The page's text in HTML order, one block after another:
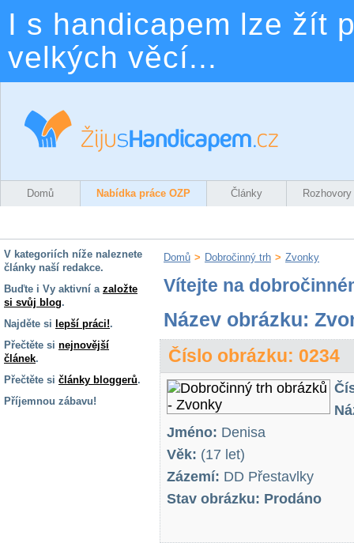
I s handicapem lze žít
velkých věcí...
Domů Nabídka práce OZP Články Rozhovory
V kategoriích níže naleznete
články naší redakce.
Buďte i Vy aktivní a založte
si svůj blog.
Najděte si lepší práci!.
Přečtěte si nejnovější
článek.
Přečtěte si články bloggerů.
Příjemnou zábavu!
Domů > Dobročinný trh > Zvonky
Vítejte na
Název obrázku:
Číslo obrázku: 0234
Jméno: Denisa
Věk: (17 let)
Zázemí: DD Přestavlky
Stav obrázku: Prodáno